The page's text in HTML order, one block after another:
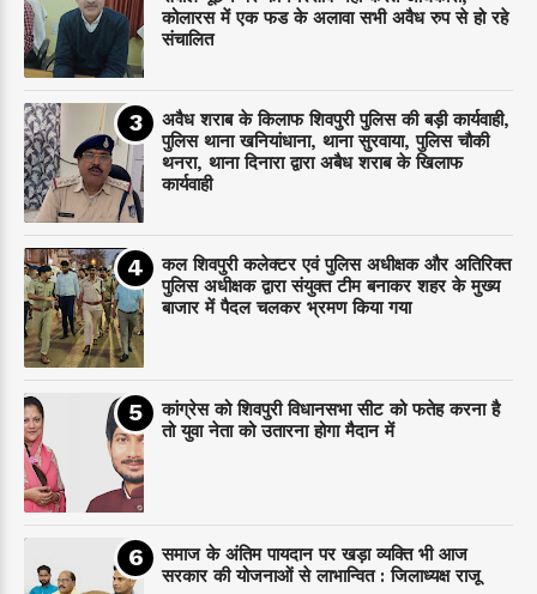
कोलारस में एक फड के अलावा सभी अवैध रुप से हो रहे
संचालित
अवैध शराब के किलाफ शिवपुरी पुलिस की बड़ी कार्यवाही,
पुलिस थाना खनियांधाना, थाना सुरवाया, पुलिस चौकी
थनरा, थाना दिनारा द्वारा अबैध शराब के खिलाफ
कार्यवाही
कल शिवपुरी कलेक्टर एवं पुलिस अधीक्षक और अतिरिक्त
पुलिस अधीक्षक द्वारा संयुक्त टीम बनाकर शहर के मुख्य
बाजार में पैदल चलकर भ्रमण किया गया
कांग्रेस को शिवपुरी विधानसभा सीट को फतेह करना है
तो युवा नेता को उतारना होगा मैदान में
समाज के अंतिम पायदान पर‌ खड़ा व्यक्ति भी आज
सरकार की योजनाओं से लाभान्वित : जिलाध्यक्ष राजू